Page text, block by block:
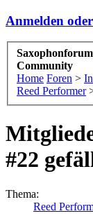
Anmelden
Community
Home Foren >
Reed Performer
#22
Thema:
Reed